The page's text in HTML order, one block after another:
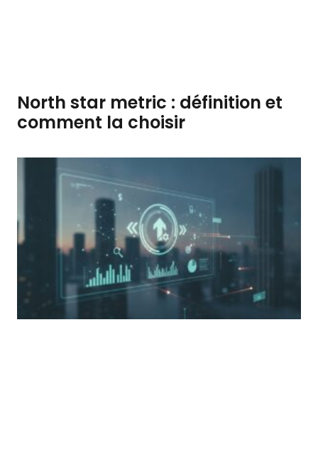
North star metric : définition et
comment la choisir